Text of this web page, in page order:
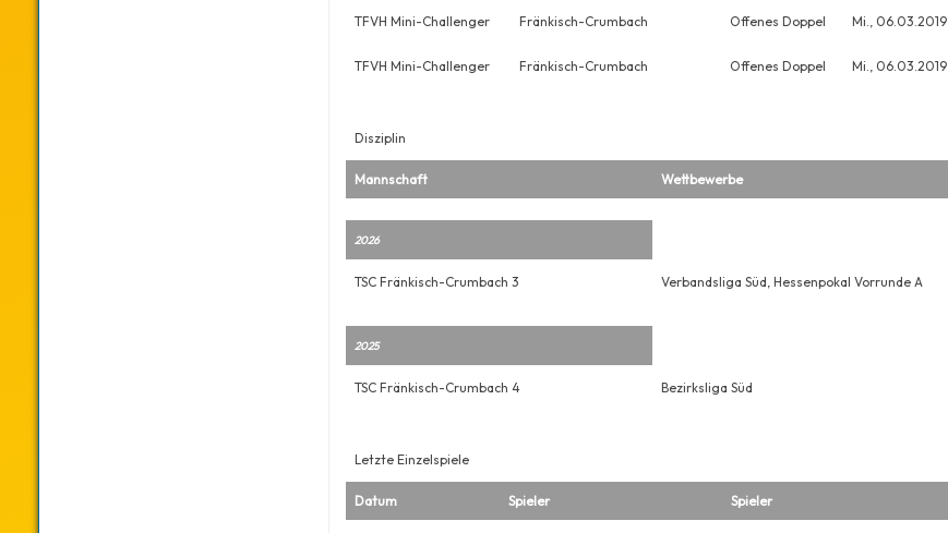
TFVH Mini-Challenger Fränkisch-Crumbach Offenes Doppel Mi., 06.03.2019
TFVH Mini-Challenger Fränkisch-Crumbach Offenes Doppel Mi., 06.03.2019
Disziplin
Mannschaft Wettbewerbe
2026
TSC Fränkisch-Crumbach 3 Verbandsliga Süd, Hessenpokal Vorrunde A
2025
TSC Fränkisch-Crumbach 4 Bezirksliga Süd
Letzte Einzelspiele
Datum Spieler Spieler